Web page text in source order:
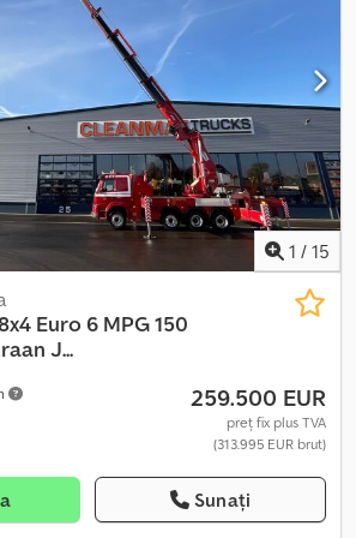
EXPORT. (Joris Versteijnen NL-DE-GB;
GB-ES-IT; Govorim po ryccki). Ne
corecte. Cu toate acestea, nu se pot
prezentate.
1 / 15
Euro 6 MPG 150
J...
259.500 EUR
preț fix plus TVA
(313.995 EUR brut)
Sunați